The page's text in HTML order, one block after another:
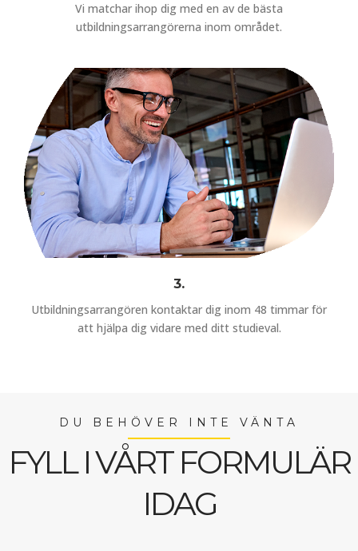
Vi matchar ihop dig med en av de bästa
utbildningsarrangörerna inom området.
3.
Utbildningsarrangören kontaktar dig inom 48 timmar för
att hjälpa dig vidare med ditt studieval.
DU BEHÖVER INTE VÄNTA
FYLL I VÅRT FORMULÄR
IDAG